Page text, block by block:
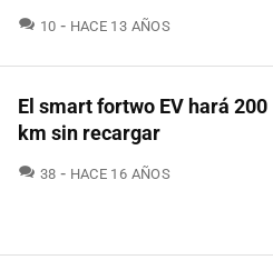
10 COMENTARIOS
HACE 13 AÑOS
El smart fortwo EV hará 200
km sin recargar
38 COMENTARIOS
HACE 16 AÑOS